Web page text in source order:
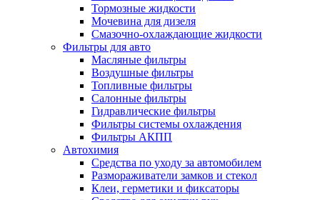
Тормозные жидкости
Мочевина для дизеля
Смазочно-охлаждающие жидкости
Фильтры для авто
Масляные фильтры
Воздушные фильтры
Топливные фильтры
Салонные фильтры
Гидравлические фильтры
Фильтры системы охлаждения
Фильтры АКПП
Автохимия
Средства по уходу за автомобилем
Размораживатели замков и стекол
Клеи, герметики и фиксаторы